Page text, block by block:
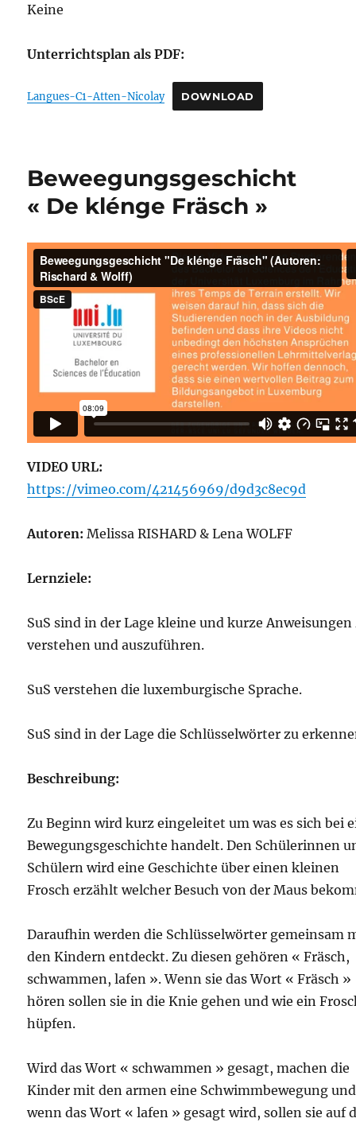
Keine
Unterrichtsplan als PDF:
Langues-C1-Atten-Nicolay DOWNLOAD
Beweegungsgeschicht
« De klénge Fräsch »
VIDEO URL:
https://vimeo.com/421456969/d9d3c8ec9d
Autoren: Melissa RISHARD & Lena WOLFF
Lernziele:
SuS sind in der Lage kleine und kurze Anweisungen
verstehen und auszuführen.
SuS verstehen die luxemburgische Sprache.
SuS sind in der Lage die Schlüsselwörter zu
Beschreibung:
Zu Beginn wird kurz eingeleitet um was es sich bei
Bewegungsgeschichte handelt. Den Schülerinnen
Schülern wird eine Geschichte über einen kleinen
Frosch erzählt welcher Besuch von der Maus
Daraufhin werden die Schlüsselwörter gemeinsam
den Kindern entdeckt. Zu diesen gehören « Fräsch,
schwammen, lafen ». Wenn sie das Wort « Fräsch »
hören sollen sie in die Knie gehen und wie ein
hüpfen.
Wird das Wort « schwammen » gesagt, machen die
Kinder mit den armen eine Schwimmbewegung
wenn das Wort « lafen » gesagt wird, sollen sie auf